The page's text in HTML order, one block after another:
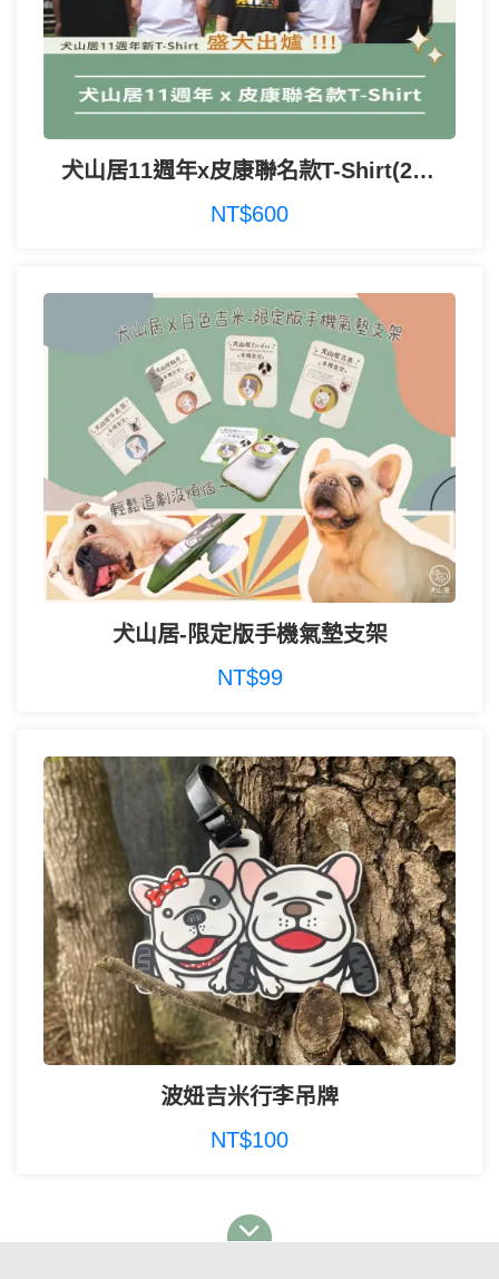
犬山居11週年x皮康聯名款T-Shirt(2款4色）
NT$600
犬山居-限定版手機氣墊支架
NT$99
波妞吉米行李吊牌
NT$100